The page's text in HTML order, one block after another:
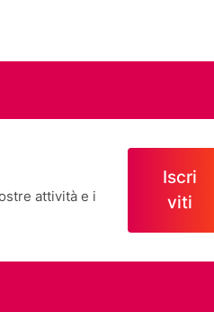
attività e i
Iscri
viti